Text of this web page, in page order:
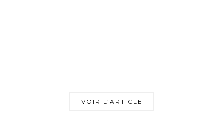
VOIR L’ARTICLE